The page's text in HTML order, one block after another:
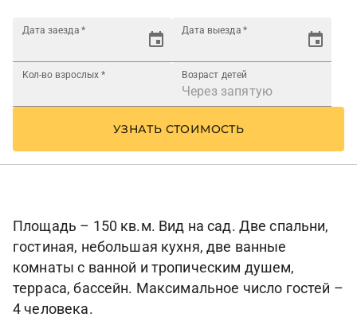
Дата заезда * Дата выезда *
Кол-во взрослых * Возраст детей
УЗНАТЬ СТОИМОСТЬ
Площадь – 150 кв.м. Вид на сад. Две спальни,
гостиная, небольшая кухня, две ванные
комнаты с ванной и тропическим душем,
терраса, бассейн. Максимальное число гостей –
4 человека.